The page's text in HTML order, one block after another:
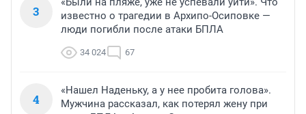
3
известно о трагедии в Архипо-Осиповке —
люди погибли после атаки БПЛА
34 024 67
4
«Нашел Наденьку, а у нее пробита голова».
Мужчина рассказал, как потерял жену при